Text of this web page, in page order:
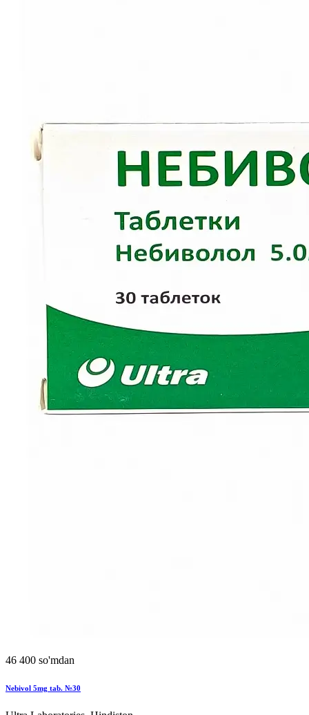
46 400 so'mdan
Nebivol 5mg tab. №30